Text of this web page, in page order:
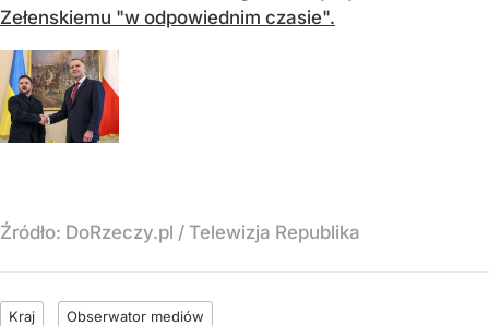
Zełenskiemu "w odpowiednim czasie".
Źródło: DoRzeczy.pl / Telewizja Republika
Kraj Obserwator mediów